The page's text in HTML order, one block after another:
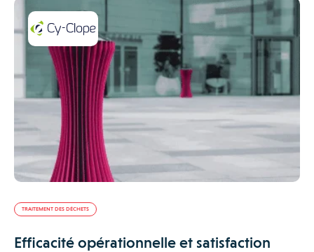
TRAITEMENT DES DÉCHETS
Efficacité opérationnelle et satisfaction